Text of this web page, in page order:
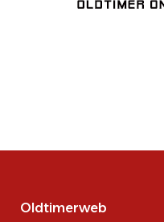
Oldtimerweb